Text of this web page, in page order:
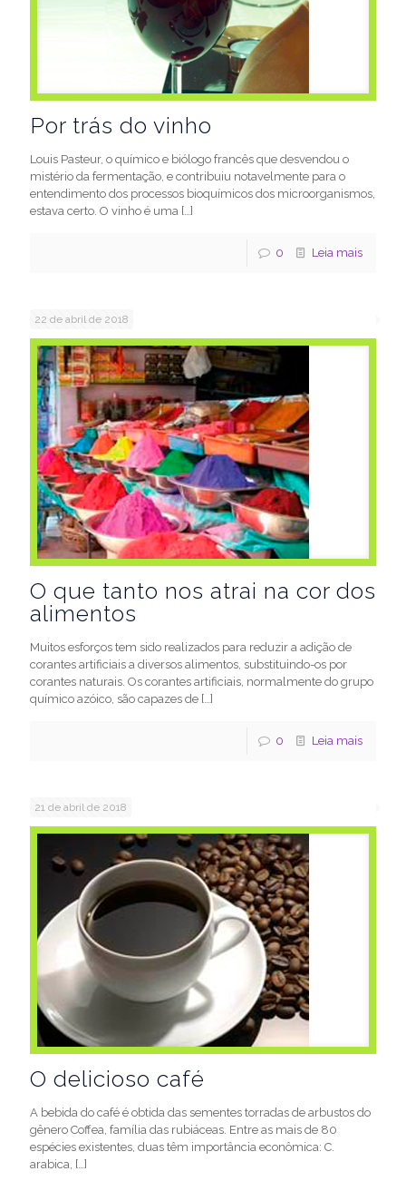
Por trás do vinho
Louis Pasteur, o químico e biólogo francês que desvendou o
mistério da fermentação, e contribuiu notavelmente para o
entendimento dos processos bioquímicos dos microorganismos,
estava certo. O vinho é uma […]
0 Leia mais
22 de abril de 2018
O que tanto nos atrai na cor dos
alimentos
Muitos esforços tem sido realizados para reduzir a adição de
corantes artificiais a diversos alimentos, substituindo-os por
corantes naturais. Os corantes artificiais, normalmente do grupo
químico azóico, são capazes de […]
0 Leia mais
21 de abril de 2018
O delicioso café
A bebida do café é obtida das sementes torradas de arbustos do
gênero Coffea, família das rubiáceas. Entre as mais de 80
espécies existentes, duas têm importância econômica: C.
arabica, […]